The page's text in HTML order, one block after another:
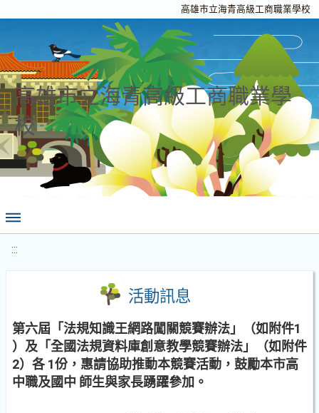
高雄市立海青高級工商職業學校
高雄市立海青高級工商職業學
校
:::
活動訊息
第六屆「法規知識王網路闖關競賽辦法」（如附件1
）及「全國法規資料庫創意教學競賽辦法」（如附件
2）各 1份，惠請協助推動本競賽活動，鼓勵本市高
中職及國中 師生與家長踴躍參加。